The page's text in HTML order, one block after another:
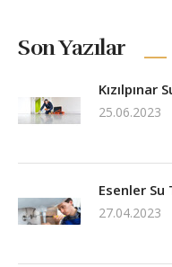
Son Yazılar
Kızılpınar
25.06.2023
Esenler Su
27.04.2023